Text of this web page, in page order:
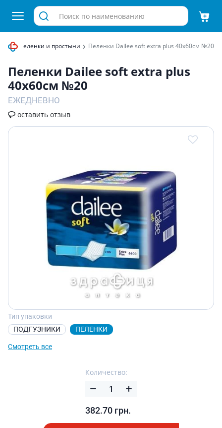
Пеленки и простыни Пеленки Dailee soft extra plus 40х60см №20
Пеленки Dailee soft extra plus
40х60см №20
ЕЖЕДНЕВНО
оставить отзыв
Тип упаковки
ПОДГУЗНИКИ
ПЕЛЕНКИ
Смотреть все
Количество:
382.70 грн.